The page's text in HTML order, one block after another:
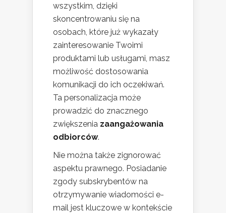
wszystkim, dzięki
skoncentrowaniu się na
osobach, które już wykazały
zainteresowanie Twoimi
produktami lub usługami, masz
możliwość dostosowania
komunikacji do ich oczekiwań.
Ta personalizacja może
prowadzić do znacznego
zwiększenia zaangażowania
odbiorców.
Nie można także zignorować
aspektu prawnego. Posiadanie
zgody subskrybentów na
otrzymywanie wiadomości e-
mail jest kluczowe w kontekście